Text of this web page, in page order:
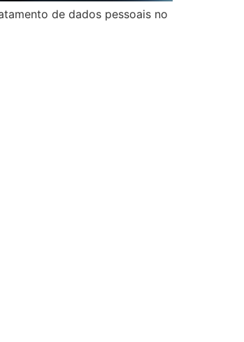
de dados pessoais no